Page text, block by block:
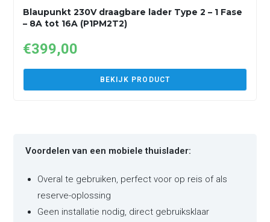
Blaupunkt 230V draagbare lader Type 2 – 1 Fase
– 8A tot 16A (P1PM2T2)
€399,00
BEKIJK PRODUCT
Voordelen van een mobiele thuislader:
Overal te gebruiken, perfect voor op reis of als
reserve-oplossing
Geen installatie nodig, direct gebruiksklaar